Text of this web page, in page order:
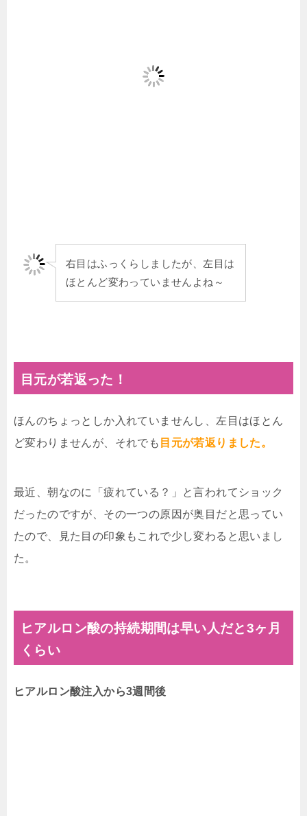
右目はふっくらしましたが、左目は
ほとんど変わっていませんよね～
目元が若返った！
ほんのちょっとしか入れていませんし、左目はほとん
ど変わりませんが、それでも 目元が若返りました。
最近、朝なのに「疲れている？」と言われてショック
だったのですが、その一つの原因が奥目だと思ってい
たので、見た目の印象もこれで少し変わると思いまし
た。
ヒアルロン酸の持続期間は早い人だと3ヶ月
くらい
ヒアルロン酸注入から3週間後